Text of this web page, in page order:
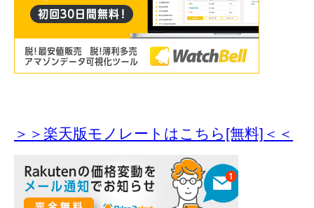
＞＞楽天版モノレートはこちら[無料]＜＜